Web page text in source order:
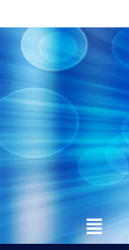
to
content